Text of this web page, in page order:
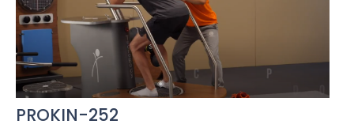
PROKIN-252